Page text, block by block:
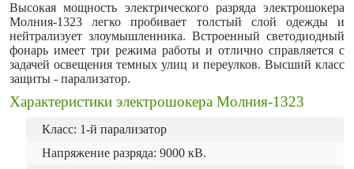
Высокая мощность электрического разряда электрошокера
Молния-1323 легко пробивает толстый слой одежды и
нейтрализует злоумышленника. Встроенный светодиодный
фонарь имеет три режима работы и отлично справляется с
задачей освещения темных улиц и переулков. Высший класс
защиты - парализатор.
Характеристики электрошокера Молния-1323
Класс: 1-й парализатор
Напряжение разряда: 9000 кВ.